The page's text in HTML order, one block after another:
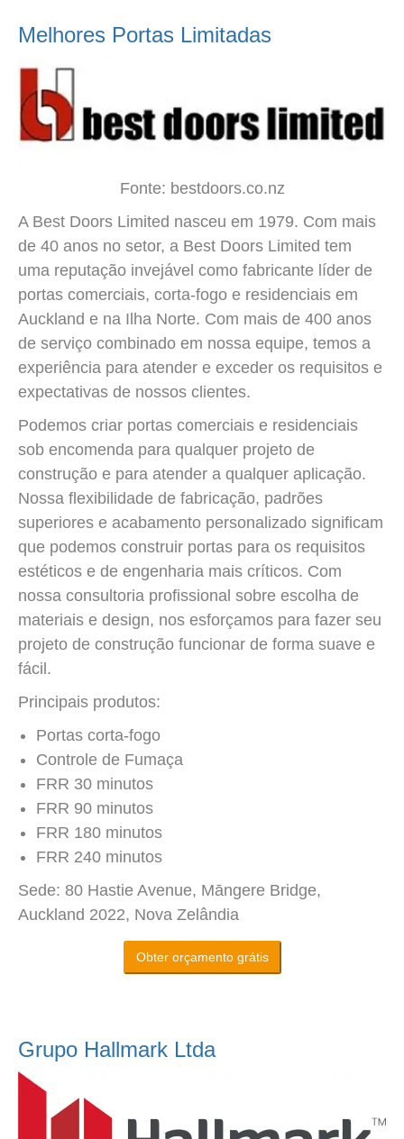
Melhores Portas Limitadas
Fonte: bestdoors.co.nz
A Best Doors Limited nasceu em 1979. Com mais
de 40 anos no setor, a Best Doors Limited tem
uma reputação invejável como fabricante líder de
portas comerciais, corta-fogo e residenciais em
Auckland e na Ilha Norte. Com mais de 400 anos
de serviço combinado em nossa equipe, temos a
experiência para atender e exceder os requisitos e
expectativas de nossos clientes.
Podemos criar portas comerciais e residenciais
sob encomenda para qualquer projeto de
construção e para atender a qualquer aplicação.
Nossa flexibilidade de fabricação, padrões
superiores e acabamento personalizado significam
que podemos construir portas para os requisitos
estéticos e de engenharia mais críticos. Com
nossa consultoria profissional sobre escolha de
materiais e design, nos esforçamos para fazer seu
projeto de construção funcionar de forma suave e
fácil.
Principais produtos:
Portas corta-fogo
Controle de Fumaça
FRR 30 minutos
FRR 90 minutos
FRR 180 minutos
FRR 240 minutos
Sede: 80 Hastie Avenue, Māngere Bridge,
Auckland 2022, Nova Zelândia
Obter orçamento grátis
Grupo Hallmark Ltda